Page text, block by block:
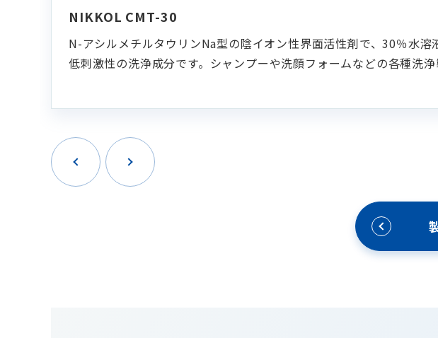
NIKKOL CMT-30
N-アシルメチルタウリンNa型の陰イオン性界面活性剤で、30％水
低刺激性の洗浄成分です。シャンプーや洗顔フォームなどの各種洗浄